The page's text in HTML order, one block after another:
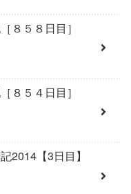
８５８日目］
８５４日目］
2014【3日目】